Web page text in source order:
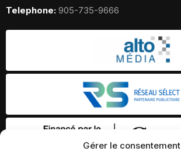
Gérer le consentement
Telephone: 905-735-9666